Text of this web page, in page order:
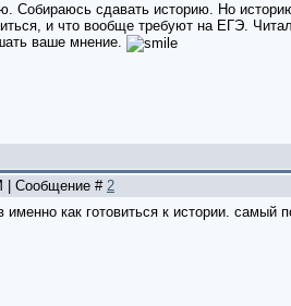
Собираюсь сдавать историю. Но
и что вообще требуют на ЕГЭ.
ваше мнение.
| Сообщение #2
как готовиться к истории.